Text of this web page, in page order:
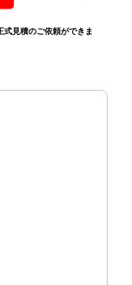
式見積のご依頼ができま